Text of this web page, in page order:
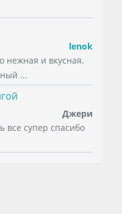
lenok
нежная и вкусная.
...
Джери
все супер спасибо